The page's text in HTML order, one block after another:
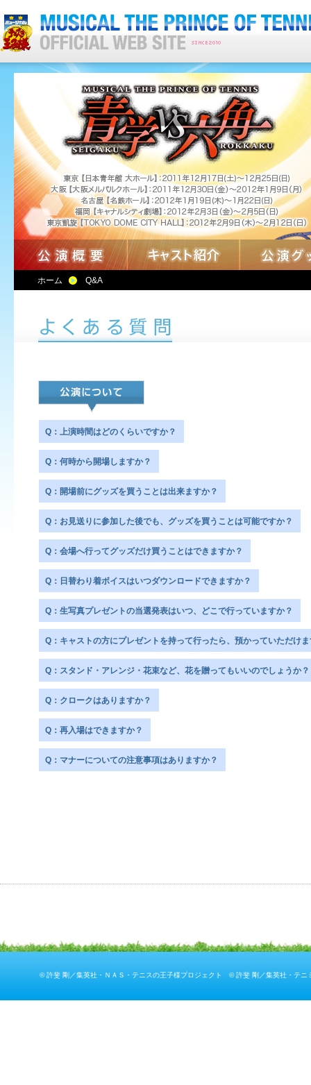
ホーム Q&A
Q：上演時間はどのくらいですか？
Q：何時から開場しますか？
Q：開場前にグッズを買うことは出来ますか？
Q：お見送りに参加した後でも、グッズを買うことは可能ですか？
Q：会場へ行ってグッズだけ買うことはできますか？
Q：日替わり着ボイスはいつダウンロードできますか？
Q：生写真プレゼントの当選発表はいつ、どこで行っていますか？
Q：キャストの方にプレゼントを持って行ったら、預かっていただけ
Q：スタンド・アレンジ・花束など、花を贈ってもいいのでしょうか？
Q：クロークはありますか？
Q：再入場はできますか？
Q：マナーについての注意事項はありますか？
© 許斐 剛／集英社・ＮＡＳ・テニスの王子様プロジェクト © 許斐 剛／集英社・テニ